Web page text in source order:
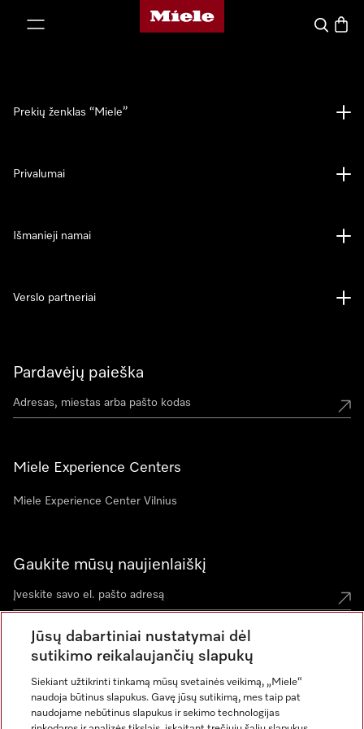
"Miele" pradžios tinklalapis
Paieška
Pardavėjų paieška
Miele Experience Centers
Miele Experience Center Vilnius
Gaukite mūsų naujienlaiškį
Prekių ženklas “Miele”
Privalumai
Išmanieji namai
Verslo partneriai
Jūsų dabartiniai nustatymai dėl
sutikimo reikalaujančių slapukų
Siekiant užtikrinti tinkamą mūsų svetainės veikimą, „Miele“
naudoja būtinus slapukus. Gavę jūsų sutikimą, mes taip pat
naudojame nebūtinus slapukus ir sekimo technologijas